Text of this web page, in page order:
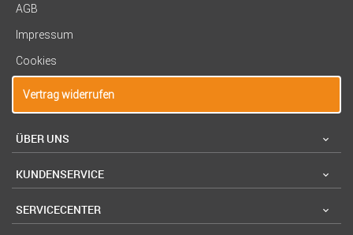
AGB
Impressum
Cookies
Vertrag widerrufen
ÜBER UNS
KUNDENSERVICE
SERVICECENTER